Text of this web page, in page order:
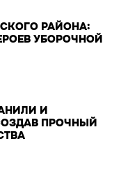
РАЙОНА:
УБОРОЧНОЙ
И
ПРОЧНЫЙ